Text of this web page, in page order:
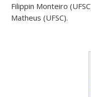
Filippin Monteiro
Matheus (UFSC).